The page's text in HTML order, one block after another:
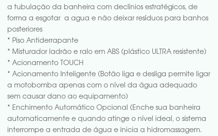
a tubulação da banheira com declínios estratégicos, de
forma a esgotar a agua e não deixar resíduos para banhos
posteriores
* Piso Antiderrapante
* Misturador ladrão e ralo em ABS (plástico ULTRA resistente)
* Acionamento TOUCH
* Acionamento Inteligente (Botão liga e desliga permite ligar
a motobomba apenas com o nível da água adequado
sem causar dano ao equipamento)
* Enchimento Automático Opcional (Enche sua banheira
automaticamente e quando atinge o nível ideal, o sistema
interrompe a entrada de água e inicia a hidromassagem.